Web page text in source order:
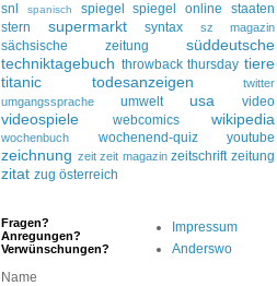
snl spanisch spiegel spiegel online
staaten
stern
supermarkt syntax sz magazin
sächsische zeitung
süddeutsche
techniktagebuch throwback thursday tiere
titanic
todesanzeigen
twitter
umgangssprache
umwelt usa video
videospiele webcomics wikipedia
wochenbuch wochenend-quiz youtube
zeichnung zeit zeit magazin zeitschrift zeitung
zitat zug österreich
Fragen?
Anregungen?
Verwünschungen?
Name
Impressum
Anderswo